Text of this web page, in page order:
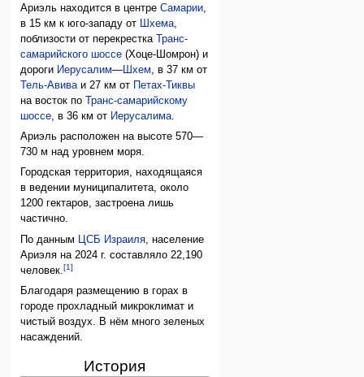
Ариэль находится в центреСамарии
в 15 км к юго-западу от
Шхема
поблизости от перекресткаТранс-
самарийского шоссе (Хоце-Шомрон) и
дороги Иерусалим— Шхем , в 37 км от
Тель-Авива и 27 км от Петах-Тиквы
на восток поТранс-самарийскому
шоссе , в 36 км от Иерусалима
Ариэль расположен на высоте 570—
730 м над уровнем моря.
Городская территория, находящаяся
в ведении муниципалитета, около
1200 гектаров, застроена лишь
частично.
По данным
ЦСБ Израиля , население
Ариэля на 2024 г. составляло 22,190
человек.[1]
Благодаря размещению в горах в
городе прохладный микроклимат и
чистый воздух. В нём много зеленых
насаждений.
История